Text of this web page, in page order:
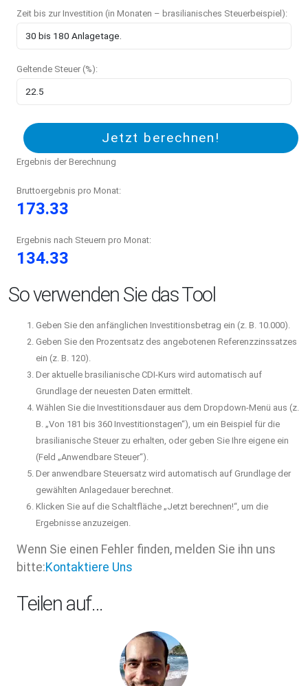
Zeit bis zur Investition (in Monaten – brasilianisches Steuerbeispiel):
Geltende Steuer (%):
Jetzt berechnen!
Ergebnis der Berechnung
Bruttoergebnis pro Monat:
173.33
Ergebnis nach Steuern pro Monat:
134.33
So verwenden Sie das Tool
Geben Sie den anfänglichen Investitionsbetrag ein (z. B. 10.000).
Geben Sie den Prozentsatz des angebotenen Referenzzinssatzes
ein (z. B. 120).
Der aktuelle brasilianische CDI-Kurs wird automatisch auf
Grundlage der neuesten Daten ermittelt.
Wählen Sie die Investitionsdauer aus dem Dropdown-Menü aus (z.
B. „Von 181 bis 360 Investitionstagen“), um ein Beispiel für die
brasilianische Steuer zu erhalten, oder geben Sie Ihre eigene ein
(Feld „Anwendbare Steuer“).
Der anwendbare Steuersatz wird automatisch auf Grundlage der
gewählten Anlagedauer berechnet.
Klicken Sie auf die Schaltfläche „Jetzt berechnen!“, um die
Ergebnisse anzuzeigen.
Wenn Sie einen Fehler finden, melden Sie ihn uns
bitte:Kontaktiere Uns
Teilen auf…